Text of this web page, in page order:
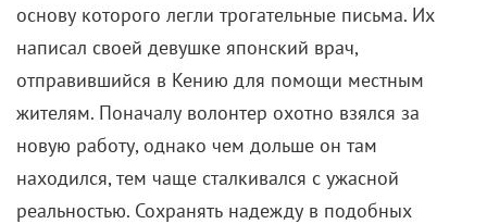
основу которого легли трогательные письма. Их
написал своей девушке японский врач,
отправившийся в Кению для помощи местным
жителям. Поначалу волонтер охотно взялся за
новую работу, однако чем дольше он там
находился, тем чаще сталкивался с ужасной
реальностью. Сохранять надежду в подобных